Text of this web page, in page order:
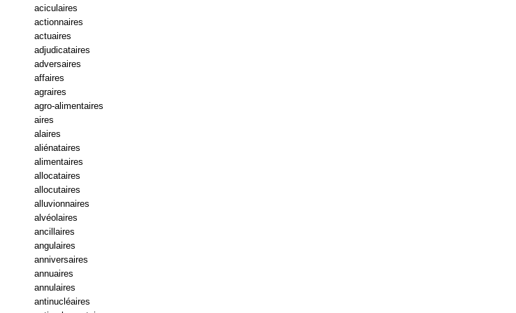
aciculaires
actionnaires
actuaires
adjudicataires
adversaires
affaires
agraires
agro-alimentaires
aires
alaires
aliénataires
alimentaires
allocataires
allocutaires
alluvionnaires
alvéolaires
ancillaires
angulaires
anniversaires
annuaires
annulaires
antinucléaires